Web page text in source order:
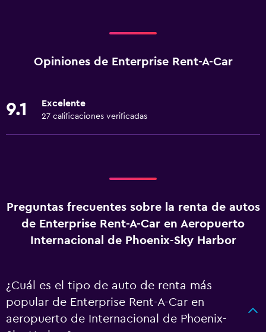
Opiniones de Enterprise Rent-A-Car
9.1 Excelente
27 calificaciones verificadas
Preguntas frecuentes sobre la renta de autos
de Enterprise Rent-A-Car en Aeropuerto
Internacional de Phoenix-Sky Harbor
¿Cuál es el tipo de auto de renta más
popular de Enterprise Rent-A-Car en
aeropuerto de Internacional de Phoenix-